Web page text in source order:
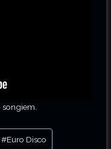
#Euro Disco